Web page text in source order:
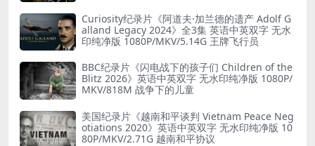
Curiosity纪录片《阿道夫·加兰德的遗产 Adolf G
alland Legacy 2024》全3集 英语中英双字 无水
印纯净版 1080P/MKV/5.14G 王牌飞行员
BBC纪录片《闪电战下的孩子们 Children of the
Blitz 2026》英语中英双字 无水印纯净版 1080P/
MKV/818M 战争下的儿童
美国纪录片《越南和平谈判 Vietnam Peace Neg
otiations 2020》英语中英双字 无水印纯净版 10
80P/MKV/2.71G 越南和平协议